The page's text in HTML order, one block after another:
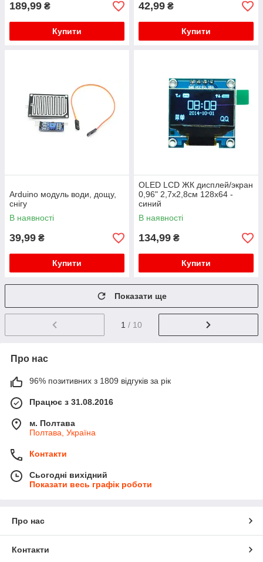
189,99 ₴
Купити
42,99 ₴
Купити
Arduino модуль води, дощу,
снігу
В наявності
39,99 ₴
Купити
OLED LCD ЖК дисплей/экран
0,96" 2,7х2,8см 128x64 -
синий
В наявності
134,99 ₴
Купити
Показати ще
1 / 10
Про нас
96% позитивних з 1809 відгуків за рік
Працює з 31.08.2016
м. Полтава
Полтава, Україна
Контакти
Сьогодні вихідний
Показати весь графік роботи
Про нас
Контакти